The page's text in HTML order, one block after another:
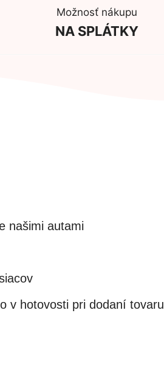
Možnosť nákupu
NA SPLÁTKY
našimi autami
v hotovosti pri dodaní tovaru